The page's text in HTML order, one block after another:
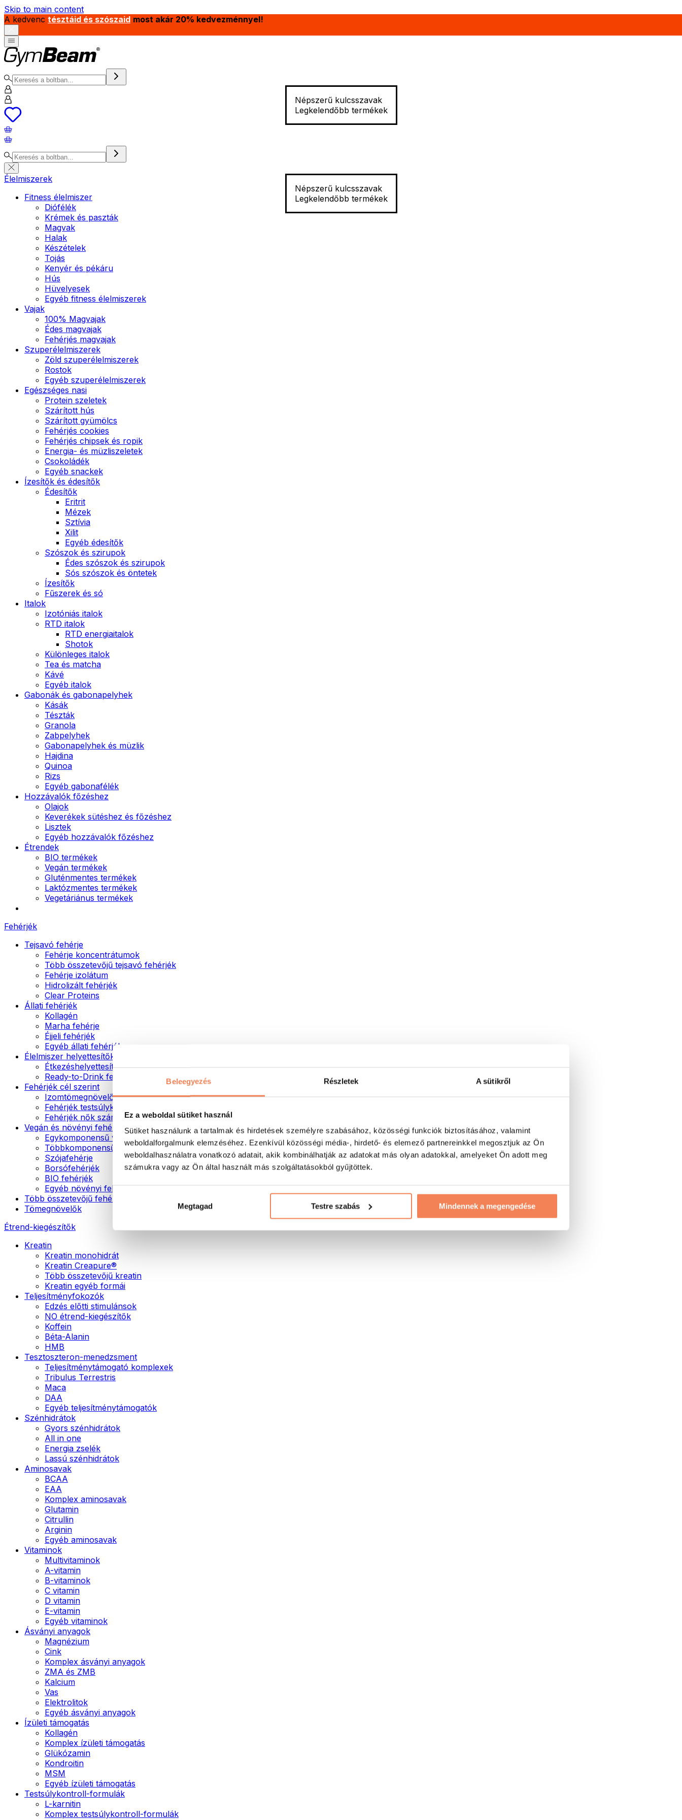
Beleegyezés Részletek A sütikről
Ez a weboldal sütiket használ
Sütiket használunk a tartalmak és hirdetések személyre szabásához, közösségi funkciók biztosításához, valamint
weboldalforgalmunk elemzéséhez. Ezenkívül közösségi média-, hirdető- és elemező partnereinkkel megosztjuk az Ön
weboldalhasználatra vonatkozó adatait, akik kombinálhatják az adatokat más olyan adatokkal, amelyeket Ön adott meg
számukra vagy az Ön által használt más szolgáltatásokból gyűjtöttek.
Megtagad Testre szabás Mindennek a megengedése
Skip to main content
A kedvenc tésztáid és szószaid most akár 20% kedvezménnyel!
Népszerű kulcsszavak
Legkelendőbb termékek
Népszerű kulcsszavak
Legkelendőbb termékek
Élelmiszerek
Fitness élelmiszer
Diófélék
Krémek és paszták
Magvak
Halak
Készételek
Tojás
Kenyér és pékáru
Hús
Hüvelyesek
Egyéb fitness élelmiszerek
Vajak
100% Magvajak
Édes magvajak
Fehérjés magvajak
Szuperélelmiszerek
Zöld szuperélelmiszerek
Rostok
Egyéb szuperélelmiszerek
Egészséges nasi
Protein szeletek
Szárított hús
Szárított gyümölcs
Fehérjés cookies
Fehérjés chipsek és ropik
Energia- és müzliszeletek
Csokoládék
Egyéb snackek
Ízesítők és édesítők
Édesítők
Eritrit
Mézek
Sztívia
Xilit
Egyéb édesítők
Szószok és szirupok
Édes szószok és szirupok
Sós szószok és öntetek
Ízesítők
Fűszerek és só
Italok
Izotóniás italok
RTD italok
RTD energiaitalok
Shotok
Különleges italok
Tea és matcha
Kávé
Egyéb italok
Gabonák és gabonapelyhek
Kásák
Tészták
Granola
Zabpelyhek
Gabonapelyhek és müzlik
Hajdina
Quinoa
Rizs
Egyéb gabonafélék
Hozzávalók főzéshez
Olajok
Keverékek sütéshez és főzéshez
Lisztek
Egyéb hozzávalók főzéshez
Étrendek
BIO termékek
Vegán termékek
Gluténmentes termékek
Laktózmentes termékek
Vegetáriánus termékek
Fehérjék
Tejsavó fehérje
Fehérje koncentrátumok
Több összetevőjű tejsavó fehérjék
Fehérje izolátum
Hidrolizált fehérjék
Clear Proteins
Állati fehérjék
Kollagén
Marha fehérje
Éjjeli fehérjék
Egyéb állati fehérjék
Élelmiszer helyettesítők
Étkezéshelyettesítő porok
Ready-to-Drink fehérjeitalok
Fehérjék cél szerint
Izomtömegnövelők
Fehérjék testsúlykontroll támogatásához
Fehérjék nők számára
Vegán és növényi fehérjék
Egykomponensű vegán fehérjék
Többkomponensű vegán fehérjék
Szójafehérje
Borsófehérjék
BIO fehérjék
Egyéb növényi fehérjék
Több összetevőjű fehérje
Tömegnövelők
Étrend-kiegészítők
Kreatin
Kreatin monohidrát
Kreatin Creapure®
Több összetevőjű kreatin
Kreatin egyéb formái
Teljesítményfokozók
Edzés előtti stimulánsok
NO étrend-kiegészítők
Koffein
Béta-Alanin
HMB
Tesztoszteron-menedzsment
Teljesítménytámogató komplexek
Tribulus Terrestris
Maca
DAA
Egyéb teljesítménytámogatók
Szénhidrátok
Gyors szénhidrátok
All in one
Energia zselék
Lassú szénhidrátok
Aminosavak
BCAA
EAA
Komplex aminosavak
Glutamin
Citrullin
Arginin
Egyéb aminosavak
Vitaminok
Multivitaminok
A-vitamin
B-vitaminok
C vitamin
D vitamin
E-vitamin
Egyéb vitaminok
Ásványi anyagok
Magnézium
Cink
Komplex ásványi anyagok
ZMA és ZMB
Kalcium
Vas
Elektrolitok
Egyéb ásványi anyagok
Ízületi támogatás
Kollagén
Komplex ízületi támogatás
Glükózamin
Kondroitin
MSM
Egyéb ízületi támogatás
Testsúlykontroll-formulák
L-karnitin
Komplex testsúlykontroll-formulák